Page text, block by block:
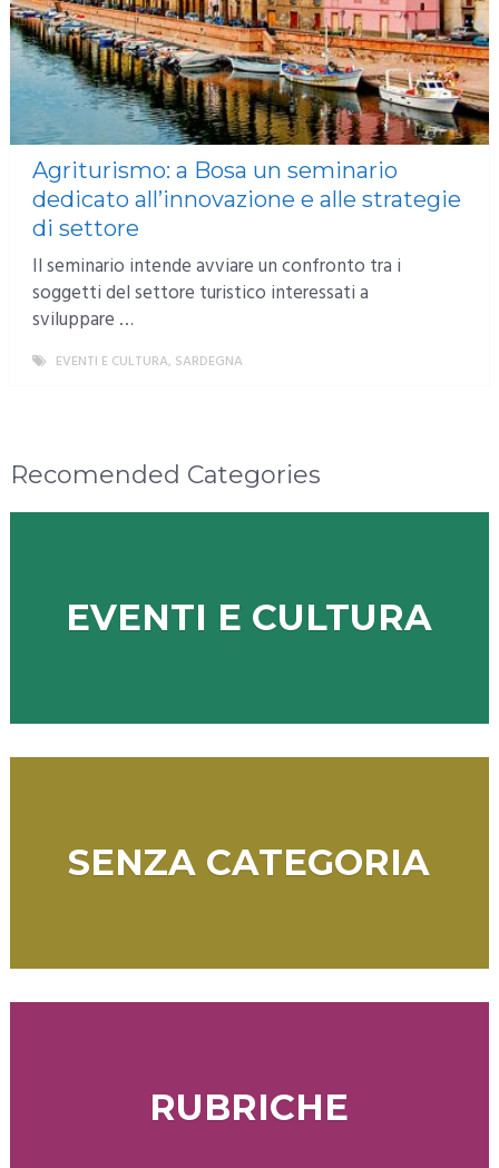
Agriturismo: a Bosa un seminario
dedicato all’innovazione e alle strategie
di settore
Il seminario intende avviare un confronto tra i
soggetti del settore turistico interessati a
sviluppare …
EVENTI E CULTURA, SARDEGNA
Recomended Categories
EVENTI E CULTURA
SENZA CATEGORIA
RUBRICHE